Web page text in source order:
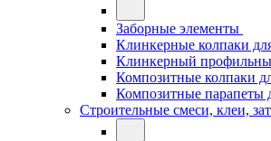
Заборные элементы
Клинкерные колпаки
Клинкерный
Композитные колпаки
Композитные парапеты
Строительные смеси, клеи,